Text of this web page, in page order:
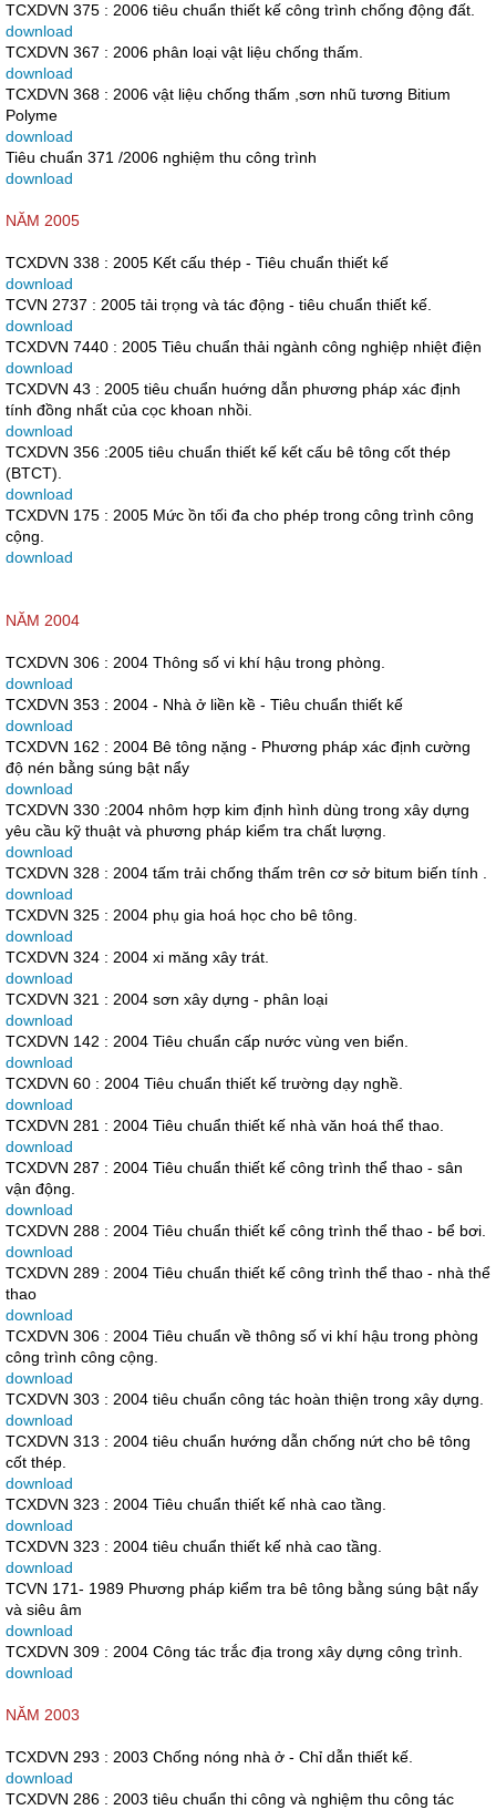
TCXDVN 375 : 2006 tiêu chuẩn thiết kế công trình chống động đất.
download
TCXDVN 367 : 2006 phân loại vật liệu chống thấm.
download
TCXDVN 368 : 2006 vật liệu chống thấm ,sơn nhũ tương Bitium
Polyme
download
Tiêu chuẩn 371 /2006 nghiệm thu công trình
download
NĂM 2005
TCXDVN 338 : 2005 Kết cấu thép - Tiêu chuẩn thiết kế
download
TCVN 2737 : 2005 tải trọng và tác động - tiêu chuẩn thiết kế.
download
TCXDVN 7440 : 2005 Tiêu chuẩn thải ngành công nghiệp nhiệt điện
download
TCXDVN 43 : 2005 tiêu chuẩn huớng dẫn phương pháp xác định
tính đồng nhất của cọc khoan nhồi.
download
TCXDVN 356 :2005 tiêu chuẩn thiết kế kết cấu bê tông cốt thép
(BTCT).
download
TCXDVN 175 : 2005 Mức ồn tối đa cho phép trong công trình công
cộng.
download
NĂM 2004
TCXDVN 306 : 2004 Thông số vi khí hậu trong phòng.
download
TCXDVN 353 : 2004 - Nhà ở liền kề - Tiêu chuẩn thiết kế
download
TCXDVN 162 : 2004 Bê tông nặng - Phương pháp xác định cường
độ nén bằng súng bật nẩy
download
TCXDVN 330 :2004 nhôm hợp kim định hình dùng trong xây dựng
yêu cầu kỹ thuật và phương pháp kiểm tra chất lượng.
download
TCXDVN 328 : 2004 tấm trải chống thấm trên cơ sở bitum biến tính .
download
TCXDVN 325 : 2004 phụ gia hoá học cho bê tông.
download
TCXDVN 324 : 2004 xi măng xây trát.
download
TCXDVN 321 : 2004 sơn xây dựng - phân loại
download
TCXDVN 142 : 2004 Tiêu chuẩn cấp nước vùng ven biển.
download
TCXDVN 60 : 2004 Tiêu chuẩn thiết kế trường dạy nghề.
download
TCXDVN 281 : 2004 Tiêu chuẩn thiết kế nhà văn hoá thể thao.
download
TCXDVN 287 : 2004 Tiêu chuẩn thiết kế công trình thể thao - sân
vận động.
download
TCXDVN 288 : 2004 Tiêu chuẩn thiết kế công trình thể thao - bể bơi.
download
TCXDVN 289 : 2004 Tiêu chuẩn thiết kế công trình thể thao - nhà thể
thao
download
TCXDVN 306 : 2004 Tiêu chuẩn về thông số vi khí hậu trong phòng
công trình công cộng.
download
TCXDVN 303 : 2004 tiêu chuẩn công tác hoàn thiện trong xây dựng.
download
TCXDVN 313 : 2004 tiêu chuẩn hướng dẫn chống nứt cho bê tông
cốt thép.
download
TCXDVN 323 : 2004 Tiêu chuẩn thiết kế nhà cao tầng.
download
TCXDVN 323 : 2004 tiêu chuẩn thiết kế nhà cao tầng.
download
TCVN 171- 1989 Phương pháp kiểm tra bê tông bằng súng bật nẩy
và siêu âm
download
TCXDVN 309 : 2004 Công tác trắc địa trong xây dựng công trình.
download
NĂM 2003
TCXDVN 293 : 2003 Chống nóng nhà ở - Chỉ dẫn thiết kế.
download
TCXDVN 286 : 2003 tiêu chuẩn thi công và nghiệm thu công tác